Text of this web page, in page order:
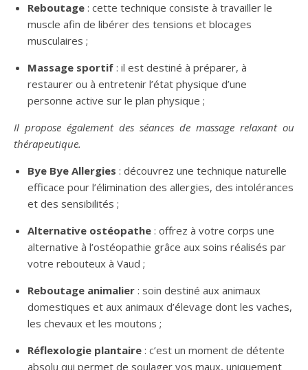
Reboutage : cette technique consiste à travailler le
muscle afin de libérer des tensions et blocages
musculaires ;
Massage sportif : il est destiné à préparer, à
restaurer ou à entretenir l’état physique d’une
personne active sur le plan physique ;
Il propose également des séances de massage relaxant ou
thérapeutique.
Bye Bye Allergies : découvrez une technique naturelle
efficace pour l’élimination des allergies, des intolérances
et des sensibilités ;
Alternative ostéopathe : offrez à votre corps une
alternative à l’ostéopathie grâce aux soins réalisés par
votre rebouteux à Vaud ;
Reboutage animalier : soin destiné aux animaux
domestiques et aux animaux d’élevage dont les vaches,
les chevaux et les moutons ;
Réflexologie plantaire : c’est un moment de détente
absolu qui permet de soulager vos maux, uniquement